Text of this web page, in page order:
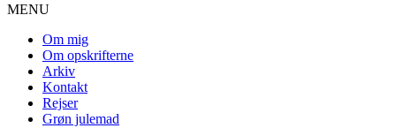
MENU
Om mig
Om opskrifterne
Arkiv
Kontakt
Rejser
Grøn julemad